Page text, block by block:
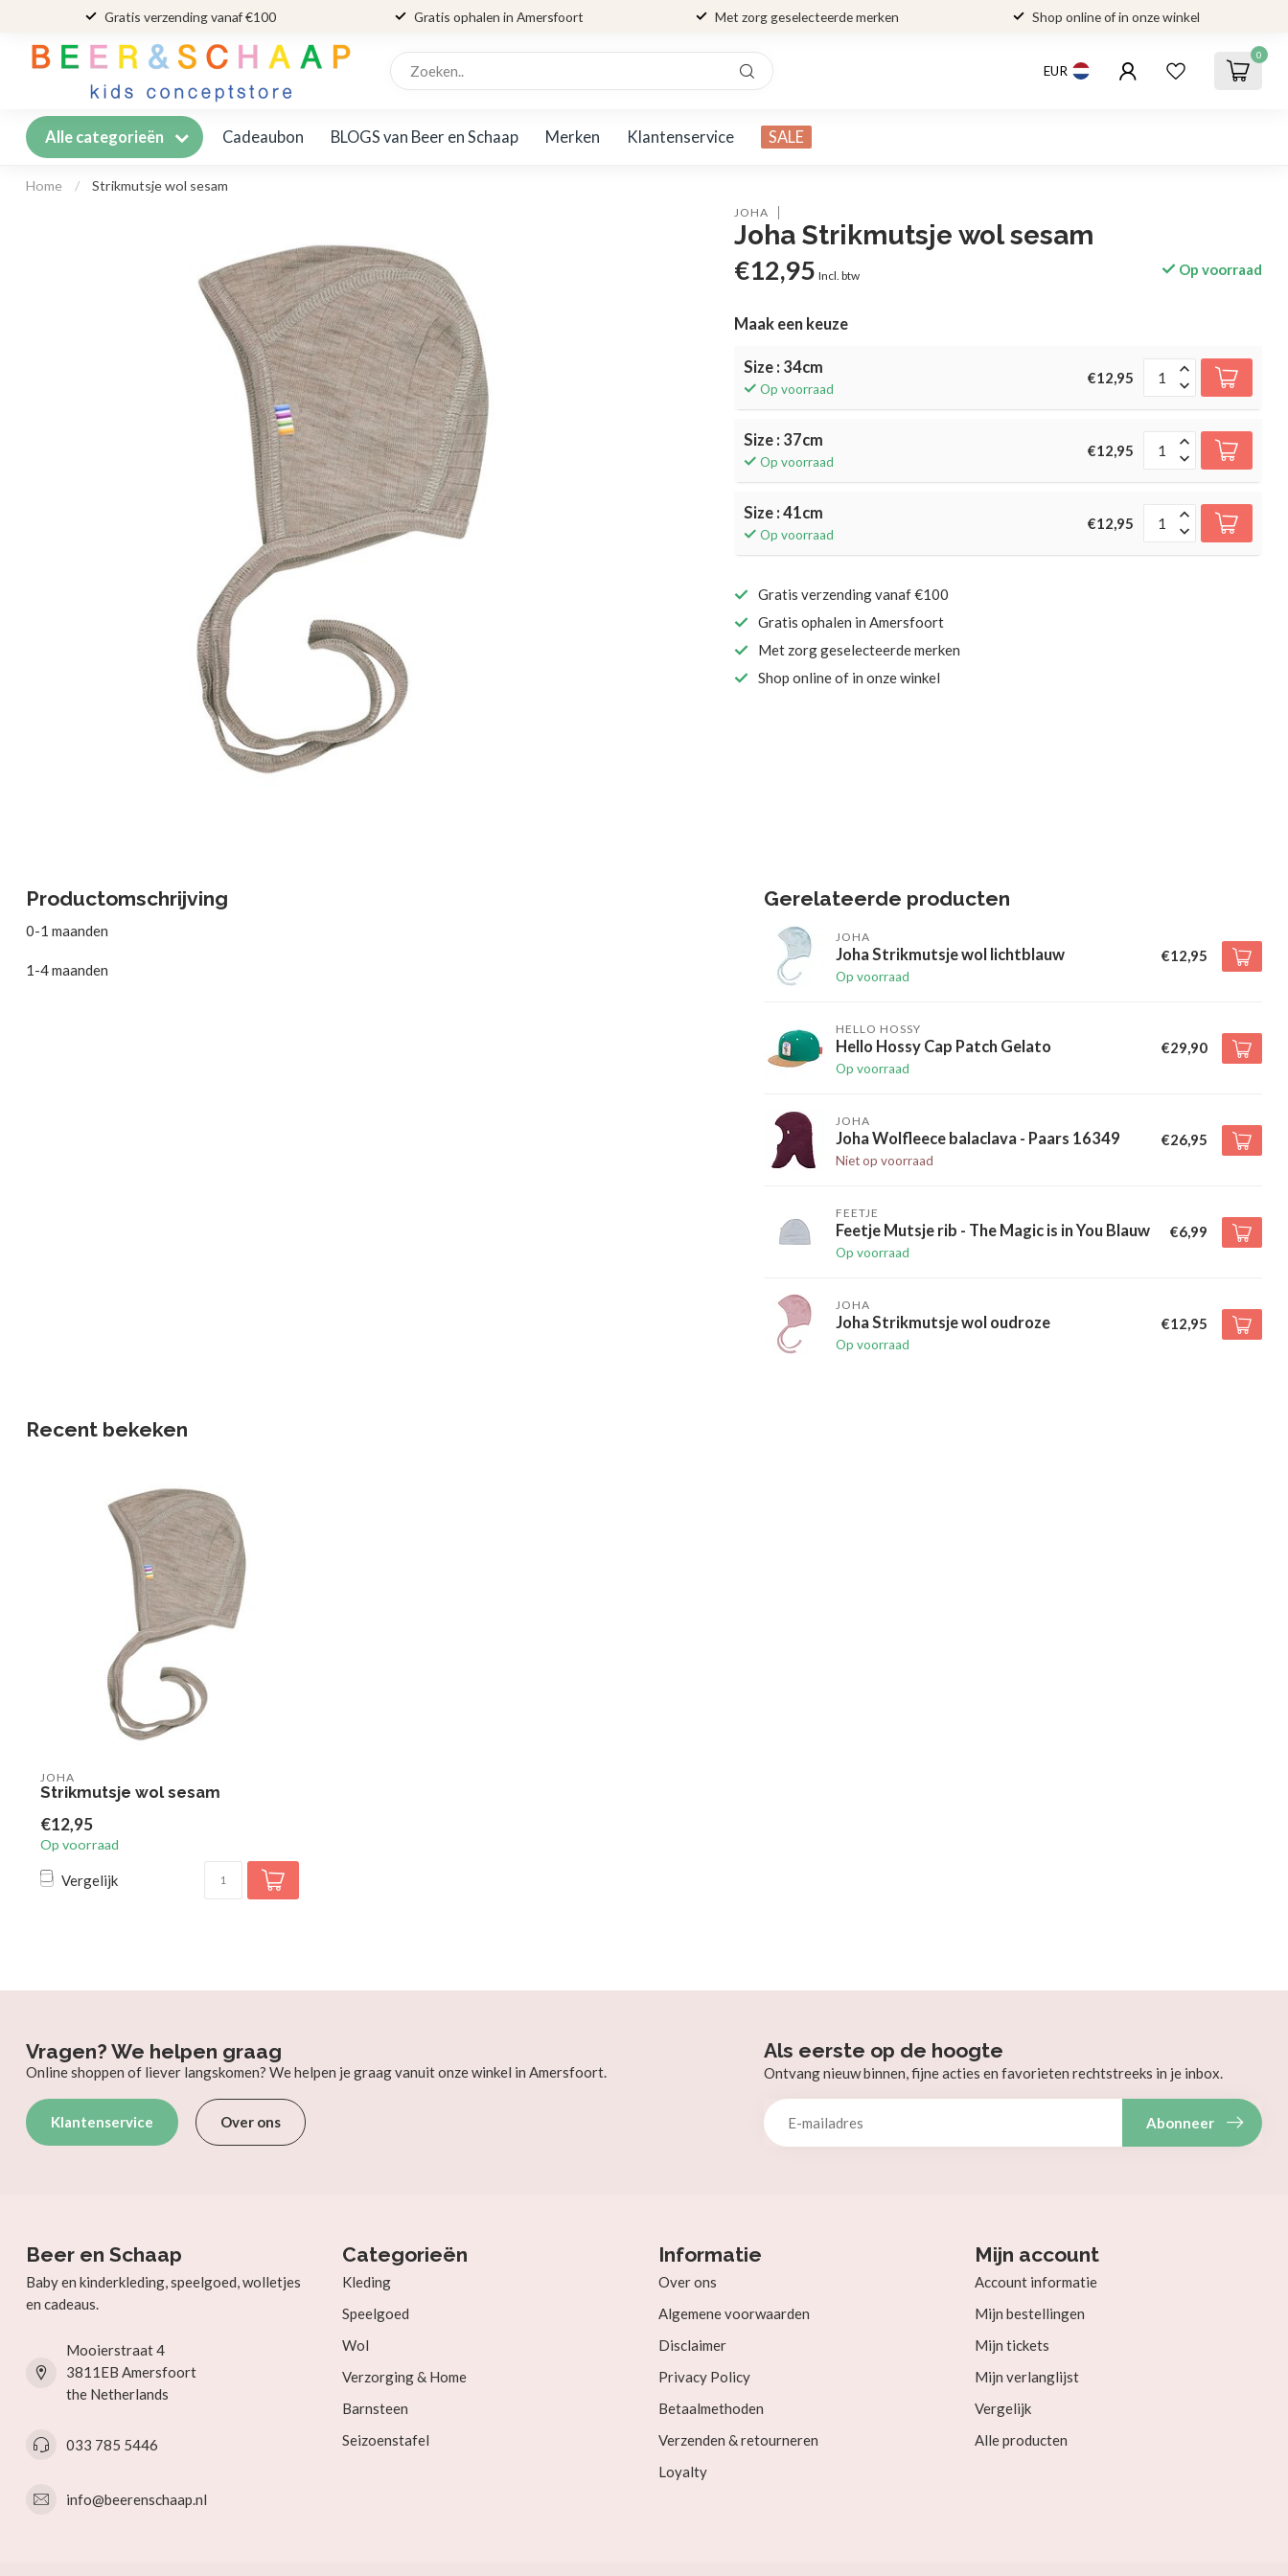
Gratis verzending vanaf €100 Gratis ophalen in Amersfoort Met zorg geselecteerde merken Shop online of in onze winkel
EUR
0
Alle categorieën Cadeaubon BLOGS van Beer en Schaap Merken Klantenservice SALE
Home / Strikmutsje wol sesam
JOHA
Joha Strikmutsje wol sesam
€12,95 Incl. btw Op voorraad
Maak een keuze
Size : 34cm
Op voorraad
€12,95
Size : 37cm
Op voorraad
€12,95
Size : 41cm
Op voorraad
€12,95
Gratis verzending vanaf €100
Gratis ophalen in Amersfoort
Met zorg geselecteerde merken
Shop online of in onze winkel
Productomschrijving
0-1 maanden
1-4 maanden
Gerelateerde producten
JOHA
Joha Strikmutsje wol lichtblauw
Op voorraad
€12,95
HELLO HOSSY
Hello Hossy Cap Patch Gelato
Op voorraad
€29,90
JOHA
Joha Wolfleece balaclava - Paars 16349
Niet op voorraad
€26,95
FEETJE
Feetje Mutsje rib - The Magic is in You Blauw
Op voorraad
€6,99
JOHA
Joha Strikmutsje wol oudroze
Op voorraad
€12,95
Recent bekeken
JOHA
Strikmutsje wol sesam
€12,95
Op voorraad
Vergelijk
Vragen? We helpen graag
Online shoppen of liever langskomen? We helpen je graag vanuit onze winkel in Amersfoort.
Klantenservice Over ons
Als eerste op de hoogte
Ontvang nieuw binnen, fijne acties en favorieten rechtstreeks in je inbox.
Abonneer
Beer en Schaap
Baby en kinderkleding, speelgoed, wolletjes
en cadeaus.
Mooierstraat 4
3811EB Amersfoort
the Netherlands
033 785 5446
info@beerenschaap.nl
Categorieën
Kleding
Speelgoed
Wol
Verzorging & Home
Barnsteen
Seizoenstafel
Informatie
Over ons
Algemene voorwaarden
Disclaimer
Privacy Policy
Betaalmethoden
Verzenden & retourneren
Loyalty
Mijn account
Account informatie
Mijn bestellingen
Mijn tickets
Mijn verlanglijst
Vergelijk
Alle producten